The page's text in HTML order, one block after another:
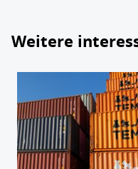
Weitere